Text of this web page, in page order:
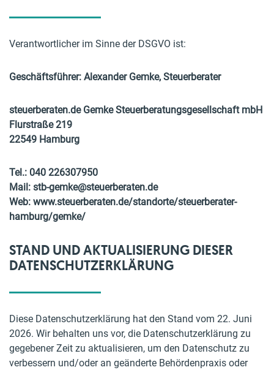
Verantwortlicher im Sinne der DSGVO ist:
Geschäftsführer: Alexander Gemke, Steuerberater
steuerberaten.de Gemke Steuerberatungsgesellschaft mbH
Flurstraße 219
22549 Hamburg
Tel.: 040 226307950
Mail: stb-gemke@steuerberaten.de
Web: www.steuerberaten.de/standorte/steuerberater-
hamburg/gemke/
STAND UND AKTUALISIERUNG DIESER
DATENSCHUTZERKLÄRUNG
Diese Datenschutzerklärung hat den Stand vom 22. Juni
2026. Wir behalten uns vor, die Datenschutzerklärung zu
gegebener Zeit zu aktualisieren, um den Datenschutz zu
verbessern und/oder an geänderte Behördenpraxis oder